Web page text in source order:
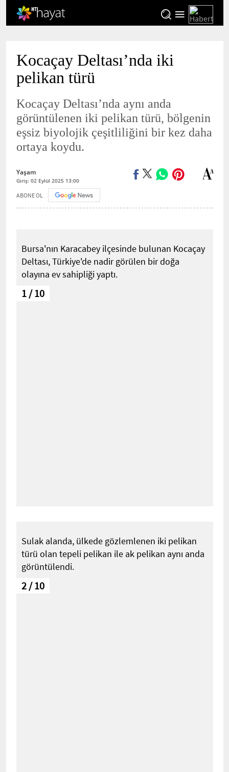
Kocaçay Deltası’nda iki
pelikan türü
Kocaçay Deltası’nda aynı anda
görüntülenen iki pelikan türü, bölgenin
eşsiz biyolojik çeşitliliğini bir kez daha
ortaya koydu.
Yaşam
Giriş: 02 Eylül 2025 13:00
ABONE OL
Bursa'nın Karacabey ilçesinde bulunan Kocaçay
Deltası, Türkiye'de nadir görülen bir doğa
olayına ev sahipliği yaptı.
1 / 10
Sulak alanda, ülkede gözlemlenen iki pelikan
türü olan tepeli pelikan ile ak pelikan aynı anda
görüntülendi.
2 / 10